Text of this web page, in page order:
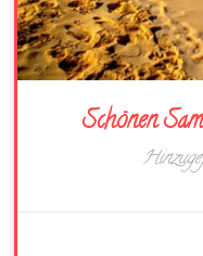
Schönen